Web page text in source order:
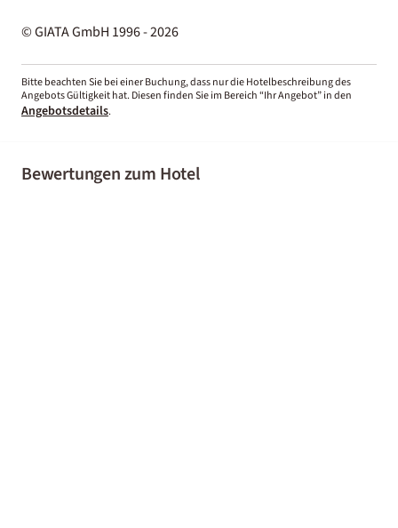
© GIATA GmbH 1996 - 2026
Bitte beachten Sie bei einer Buchung, dass nur die Hotelbeschreibung des
Angebots Gültigkeit hat. Diesen finden Sie im Bereich “Ihr Angebot” in den
Angebotsdetails.
Bewertungen zum Hotel